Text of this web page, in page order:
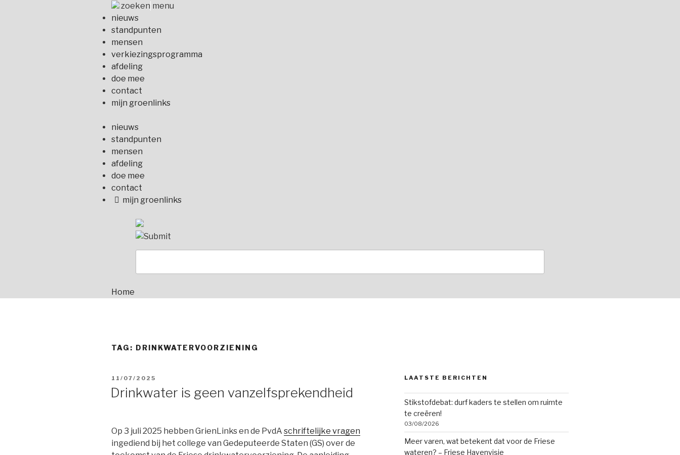
zoeken menu
nieuws
standpunten
mensen
verkiezingsprogramma
afdeling
doe mee
contact
mijn groenlinks
nieuws
standpunten
mensen
afdeling
doe mee
contact
mijn groenlinks
Home
TAG: DRINKWATERVOORZIENING
GEPLAATST
11/07/2025
Drinkwater is geen vanzelfsprekendheid
Op 3 juli 2025 hebben GrienLinks en de PvdA schriftelijke vragen
ingediend bij het college van Gedeputeerde Staten (GS) over de
LAATSTE BERICHTEN
Stikstofdebat: durf kaders te stellen om ruimte
te creëren!
03/08/2026
Meer varen, wat betekent dat voor de Friese
wateren? – Friese Havenvisie